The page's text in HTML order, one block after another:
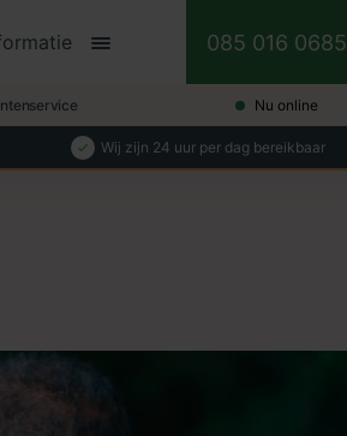
085 016 0685
Nu online
Wij zijn 24 uur per dag bereikbaar